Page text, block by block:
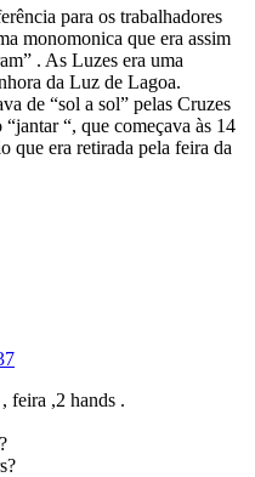
para os trabalhadores
monomonica que era assim
. As Luzes era uma
da Luz de Lagoa.
de “sol a sol” pelas Cruzes
“, que começava às 14
que era retirada pela feira da
feira ,2 hands .